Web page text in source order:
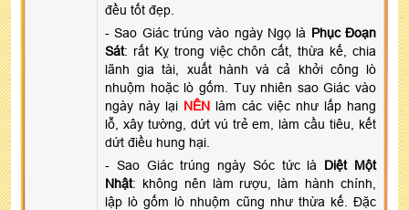
đều tốt đẹp.
- Sao Giác trúng vào ngày Ngọ là Phục Đoạn
Sát: rất Kỵ trong việc chôn cất, thừa kế, chia
lãnh gia tài, xuất hành và cả khởi công lò
nhuộm hoặc lò gốm. Tuy nhiên sao Giác vào
ngày này lại NÊN làm các việc như lấp hang
lỗ, xây tường, dứt vú trẻ em, làm cầu tiêu, kết
dứt điều hung hại.
- Sao Giác trúng ngày Sóc tức là Diệt Một
Nhật: không nên làm rượu, làm hành chính,
lập lò gốm lò nhuộm cũng như thừa kế. Đặc